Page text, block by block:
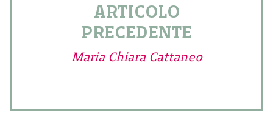
ARTICOLO
PRECEDENTE
Maria Chiara Cattaneo